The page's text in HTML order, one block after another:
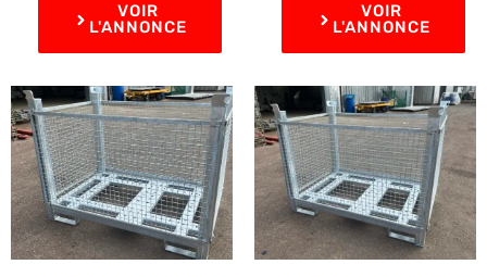
VOIR
L'ANNONCE
VOIR
L'ANNONCE